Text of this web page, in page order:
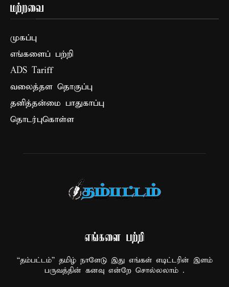
மற்றவை
முகப்பு
எங்களைப் பற்றி
ADS Tariff
வலைத்தள தொகுப்பு
தனித்தன்மை பாதுகாப்பு
தொடர்புகொள்ள
எங்களை பற்றி
“தம்பட்டம்” தமிழ் நாளேடு இது எங்கள் எடிட்டரின் இளம்
பருவத்தின் கனவு என்றே சொல்லலாம் .